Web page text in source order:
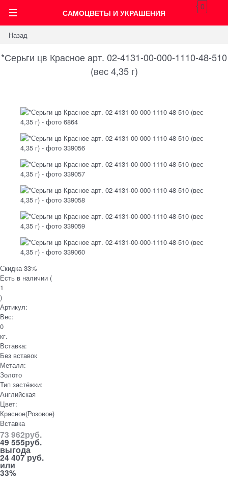
САМОЦВЕТЫ И УКРАШЕНИЯ
0
Назад
*Серьги цв Красное арт. 02-4131-00-000-1110-48-510
(вес 4,35 г)
Скидка 33%
Есть в наличии (
1
)
Артикул:
Вес:
0
кг.
Вставка:
Без вставок
Металл:
Золото
Тип застёжки:
Английская
Цвет:
Красное(Розовое)
Вставка
73 962руб.
49 555руб.
выгода
24 407 руб.
или
33%